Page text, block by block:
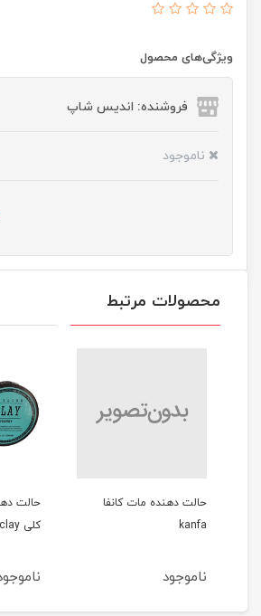
ویژگی‌های محصول
فروشنده: اندیس شاپ
ناموجود
محصولات مرتبط
حالت دهنده مات و پماد